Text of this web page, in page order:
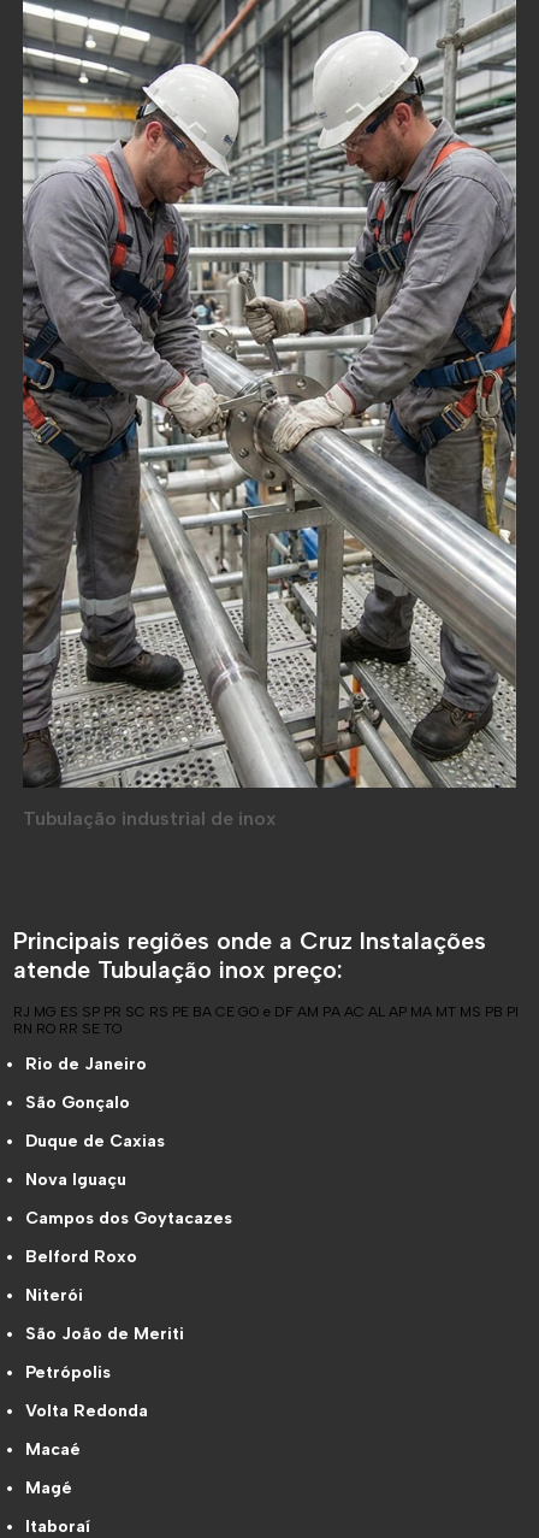
Tubulação industrial de inox
Principais regiões onde a Cruz Instalações
atende Tubulação inox preço:
RJ MG ES SP PR SC RS PE BA CE GO e DF AM PA AC AL AP MA MT MS PB PI
RN RO RR SE TO
Rio de Janeiro
São Gonçalo
Duque de Caxias
Nova Iguaçu
Campos dos Goytacazes
Belford Roxo
Niterói
São João de Meriti
Petrópolis
Volta Redonda
Macaé
Magé
Itaboraí